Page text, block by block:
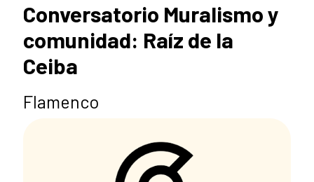
Conversatorio Muralismo y
comunidad: Raíz de la
Ceiba
Flamenco